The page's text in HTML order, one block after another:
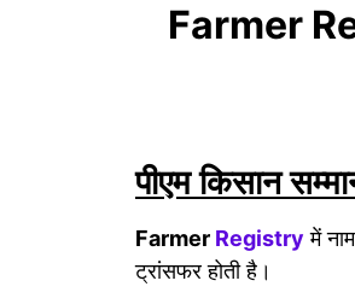
Farmer
पीएम किसान
Farmer Registry में
ट्रांसफर होती है।